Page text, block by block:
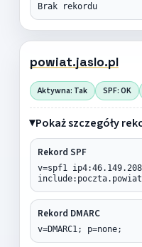
Brak rekordu
powiat.jaslo.pl
Aktywna: Tak SPF: OK
Pokaż szczegóły
Rekord SPF
v=spf1
Rekord DMARC
v=DMARC1; p=none;